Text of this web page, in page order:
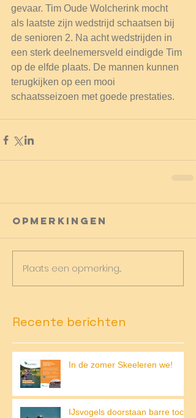
gevaar. Tim Oude Wolcherink mocht
als laatste zijn wedstrijd schaatsen bij
de senioren 2. Na acht wedstrijden in
een sterk deelnemersveld eindigde Tim
op de elfde plaats. De mannen kunnen
terugkijken op een mooi
schaatsseizoen met goede prestaties.
Opmerkingen
Plaats een opmerking...
Recente berichten
In de zomer Skeeleren we!
IJsvogels doorstaan barre tocht